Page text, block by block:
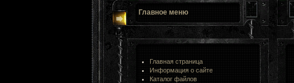
Главное меню
Главная страница
Информация о сайте
Каталог файлов